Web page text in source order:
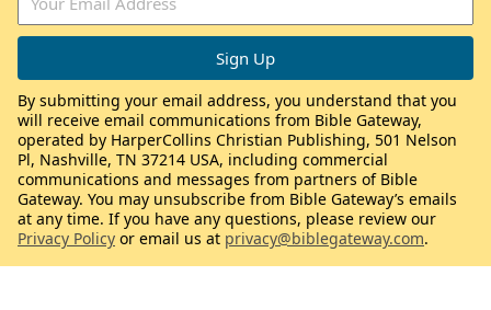
By submitting your email address, you understand that you
will receive email communications from Bible Gateway,
operated by HarperCollins Christian Publishing, 501 Nelson
Pl, Nashville, TN 37214 USA, including commercial
communications and messages from partners of Bible
Gateway. You may unsubscribe from Bible Gateway’s emails
at any time. If you have any questions, please review our
Privacy Policy or email us at privacy@biblegateway.com.